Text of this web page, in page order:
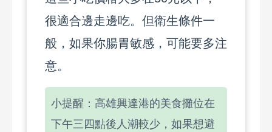
很適合邊走邊吃。但衛生條件一
般，如果你腸胃敏感，可能要多注
意。
小提醒：高雄興達港的美食攤位在
下午三四點後人潮較少，如果想避